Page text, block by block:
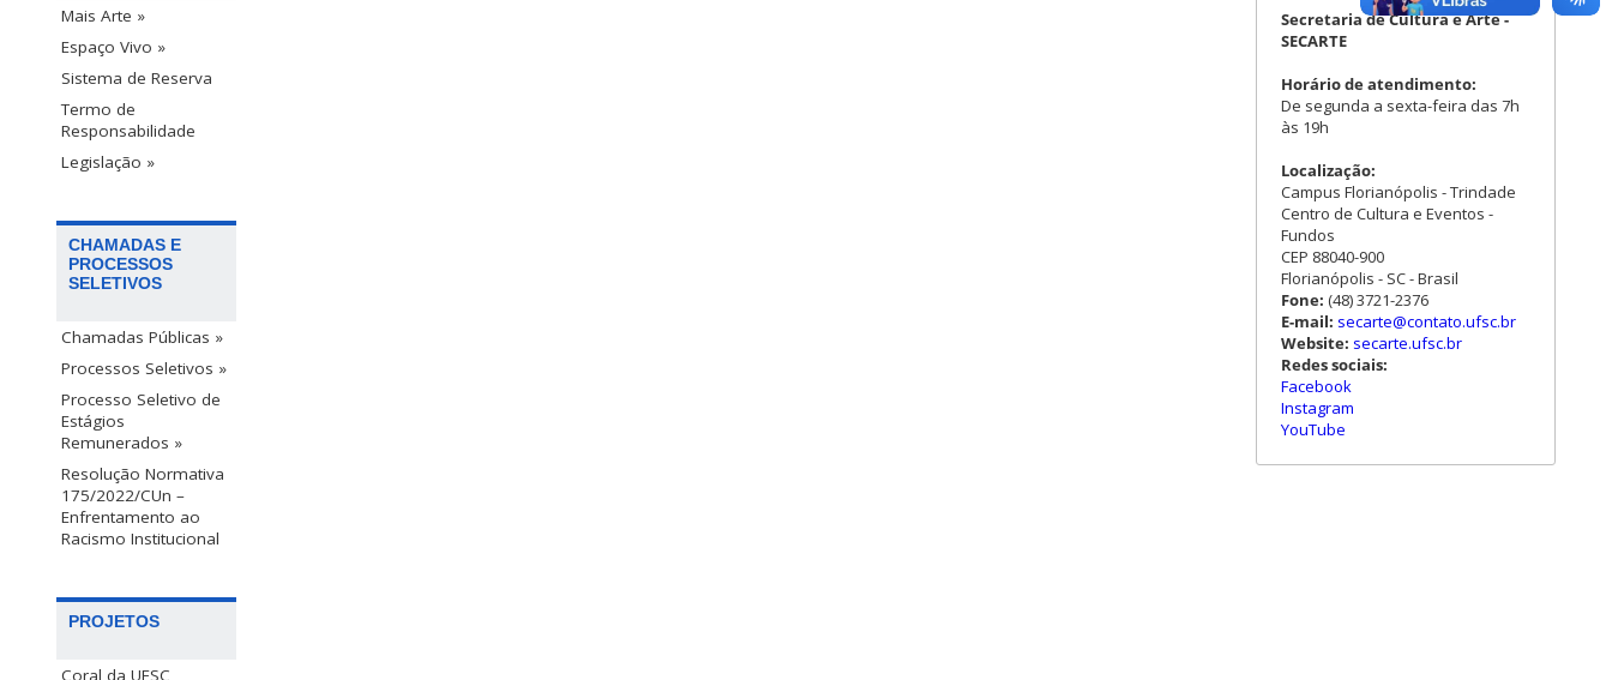
Mais Arte »
Espaço Vivo »
Sistema de Reserva
Termo de
Responsabilidade
Legislação »
CHAMADAS E
PROCESSOS
SELETIVOS
Chamadas Públicas »
Processos Seletivos »
Processo Seletivo de
Estágios
Remunerados »
Resolução Normativa
175/2022/CUn –
Enfrentamento ao
Racismo Institucional
PROJETOS
Coral da UFSC
Secretaria de Cultura e Arte -
SECARTE
Horário de atendimento:
De segunda a sexta-feira das 7h
às 19h
Localização:
Campus Florianópolis - Trindade
Centro de Cultura e Eventos -
Fundos
CEP 88040-900
Florianópolis - SC - Brasil
Fone: (48) 3721-2376
E-mail: secarte@contato.ufsc.br
Website: secarte.ufsc.br
Redes sociais:
Facebook
Instagram
YouTube